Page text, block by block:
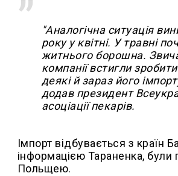
"Аналогічна ситуація
року у квітні. У травні
житнього борошна.
компанії встигли
деякі й зараз його
додав президент
асоціації пекарів.
Імпорт відбувається з країн
інформацією Тараненка, були
Польщею.